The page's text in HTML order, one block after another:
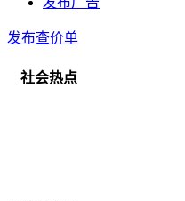
发布查价单
社会热点